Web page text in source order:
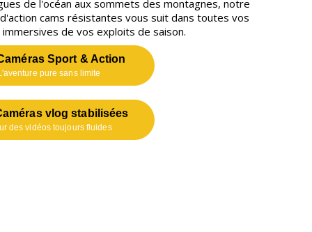
de l'océan aux sommets des montagnes, notre
cams résistantes vous suit dans toutes vos
de vos exploits de saison.
Sport & Action
pure sans limite
vlog stabilisées
des vidéos toujours fluides